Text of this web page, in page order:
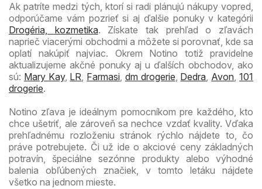
Ak patríte medzi tých, ktorí si radi plánujú nákupy vopred,
odporúčame vám pozrieť si aj ďalšie ponuky v kategórii
Drogéria, kozmetika. Získate tak prehľad o zľavách
naprieč viacerými obchodmi a môžete si porovnať, kde sa
oplatí nakúpiť najviac. Okrem Notino totiž pravidelne
aktualizujeme akčné ponuky aj u ďalších obchodov, ako
sú: Mary Kay, LR, Farmasi, dm drogerie, Dedra, Avon,101
drogerie.
Notino zľava je ideálnym pomocníkom pre každého, kto
chce ušetriť, ale zároveň sa nechce vzdať kvality. Vďaka
prehľadnému rozloženiu stránok rýchlo nájdete to, čo
práve potrebujete. Či už ide o akciové ceny základných
potravín, špeciálne sezónne produkty alebo výhodné
balenia obľúbených značiek, v tomto letáku nájdete
všetko na jednom mieste.